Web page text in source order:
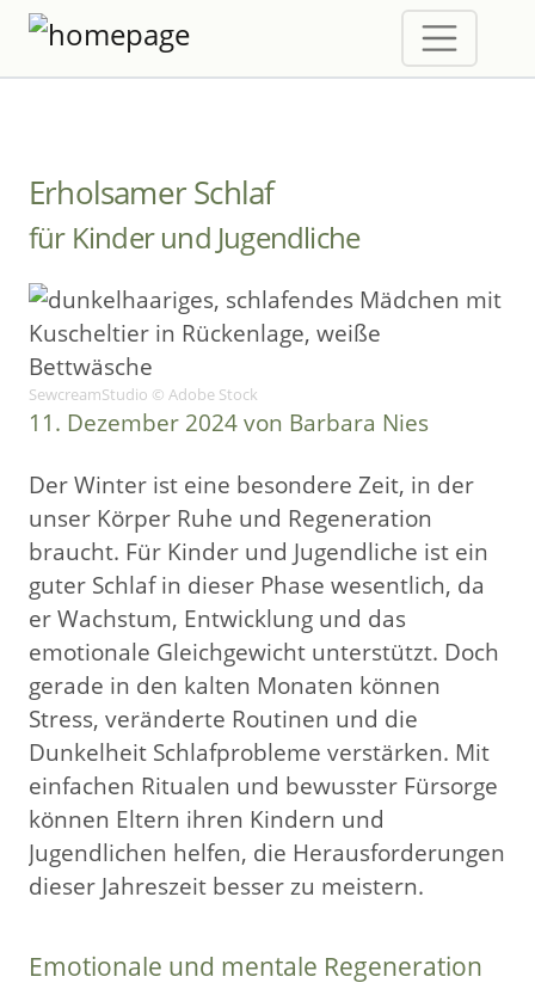
Erholsamer Schlaf
für Kinder und Jugendliche
SewcreamStudio © Adobe Stock
11. Dezember 2024 von Barbara Nies
Der Winter ist eine besondere Zeit, in der
unser Körper Ruhe und Regeneration
braucht. Für Kinder und Jugendliche ist ein
guter Schlaf in dieser Phase wesentlich, da
er Wachstum, Entwicklung und das
emotionale Gleichgewicht unterstützt. Doch
gerade in den kalten Monaten können
Stress, veränderte Routinen und die
Dunkelheit Schlafprobleme verstärken. Mit
einfachen Ritualen und bewusster Fürsorge
können Eltern ihren Kindern und
Jugendlichen helfen, die Herausforderungen
dieser Jahreszeit besser zu meistern.
Emotionale und mentale Regeneration